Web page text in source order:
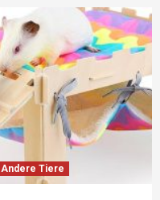
Andere Tiere